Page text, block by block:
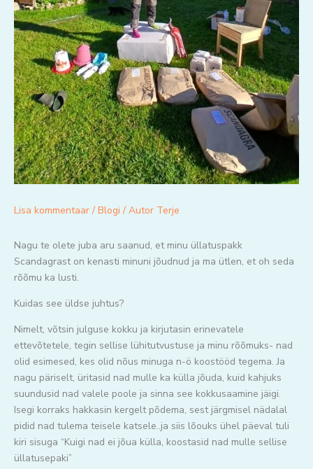
Lisa kommentaar / Blogi / Autor Terje
Nagu te olete juba aru saanud, et minu üllatuspakk
Scandagrast on kenasti minuni jõudnud ja ma ütlen, et oh seda
rõõmu ka lusti.
Kuidas see üldse juhtus?
Nimelt, võtsin julguse kokku ja kirjutasin erinevatele
ettevõtetele, tegin sellise lühitutvustuse ja minu rõõmuks- nad
olid esimesed, kes olid nõus minuga n-ö koostööd tegema. Ja
nagu päriselt, üritasid nad mulle ka külla jõuda, kuid kahjuks
suundusid nad valele poole ja sinna see kokkusaamine jäigi.
Isegi korraks hakkasin kergelt põdema, sest järgmisel nädalal
pidid nad tulema teisele katsele..ja siis lõouks ühel päeval tuli
kiri sisuga “Kuigi nad ei jõua külla, koostasid nad mulle sellise
üllatusepaki”